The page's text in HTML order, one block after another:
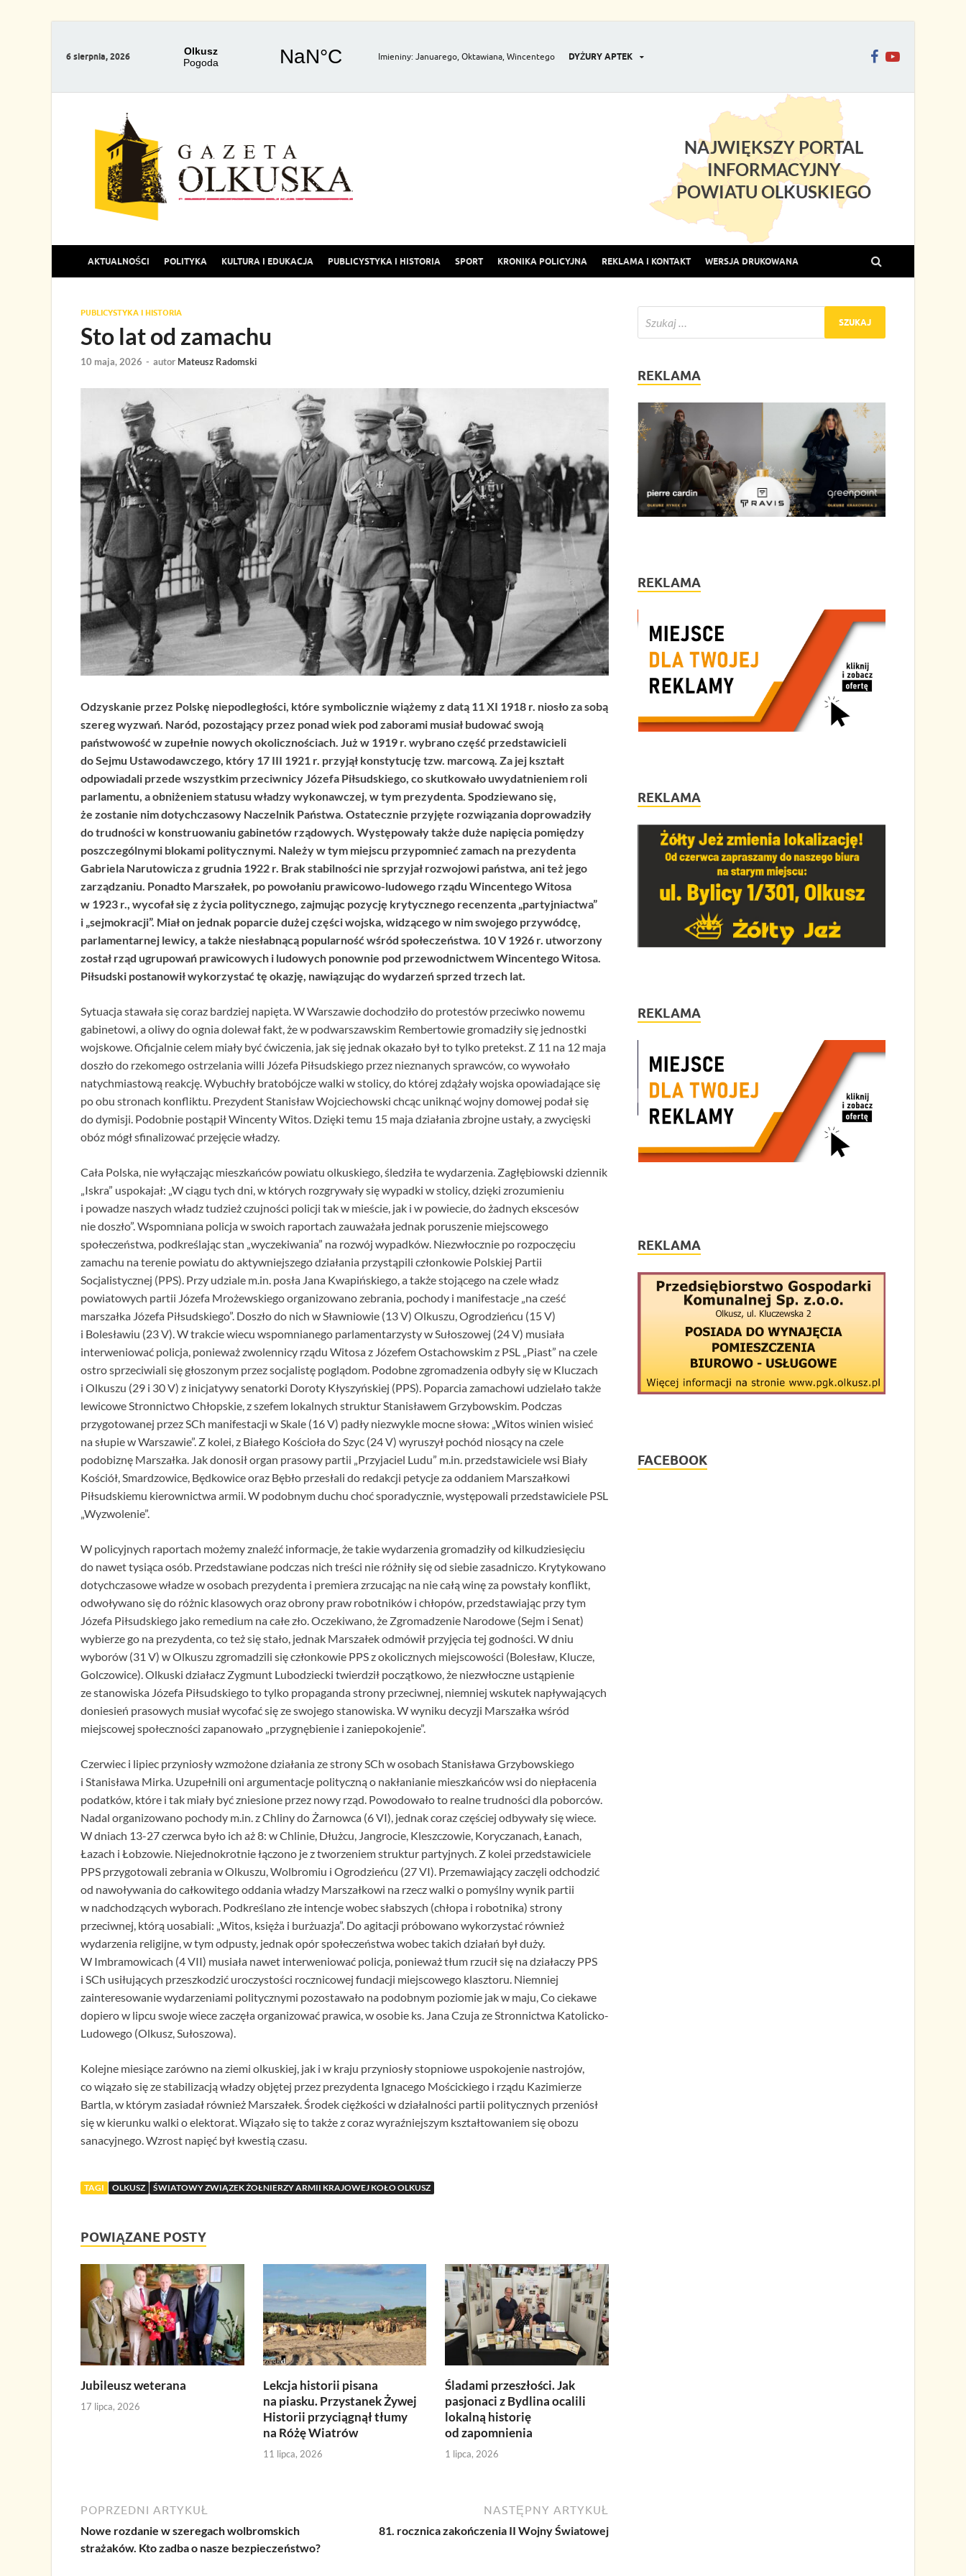
6 sierpnia, 2026 Imieniny: Januarego, Oktawiana, Wincentego DYŻURY APTEK
NAJWIĘKSZY PORTAL
INFORMACYJNY
POWIATU OLKUSKIEGO
AKTUALNOŚCI POLITYKA KULTURA I EDUKACJA PUBLICYSTYKA I HISTORIA SPORT KRONIKA POLICYJNA REKLAMA I KONTAKT WERSJA DRUKOWANA
PUBLICYSTYKA I HISTORIA
Sto lat od zamachu
10 maja, 2026 - autor Mateusz Radomski
Odzyskanie przez Polskę niepodległości, które symbolicznie wiążemy z datą 11 XI 1918 r. niosło za sobą
szereg wyzwań. Naród, pozostający przez ponad wiek pod zaborami musiał budować swoją
państwowość w zupełnie nowych okolicznościach. Już w 1919 r. wybrano część przedstawicieli
do Sejmu Ustawodawczego, który 17 III 1921 r. przyjął konstytucję tzw. marcową. Za jej kształt
odpowiadali przede wszystkim przeciwnicy Józefa Piłsudskiego, co skutkowało uwydatnieniem roli
parlamentu, a obniżeniem statusu władzy wykonawczej, w tym prezydenta. Spodziewano się,
że zostanie nim dotychczasowy Naczelnik Państwa. Ostatecznie przyjęte rozwiązania doprowadziły
do trudności w konstruowaniu gabinetów rządowych. Występowały także duże napięcia pomiędzy
poszczególnymi blokami politycznymi. Należy w tym miejscu przypomnieć zamach na prezydenta
Gabriela Narutowicza z grudnia 1922 r. Brak stabilności nie sprzyjał rozwojowi państwa, ani też jego
zarządzaniu. Ponadto Marszałek, po powołaniu prawicowo-ludowego rządu Wincentego Witosa
w 1923 r., wycofał się z życia politycznego, zajmując pozycję krytycznego recenzenta „partyjniactwa”
i „sejmokracji”. Miał on jednak poparcie dużej części wojska, widzącego w nim swojego przywódcę,
parlamentarnej lewicy, a także niesłabnącą popularność wśród społeczeństwa. 10 V 1926 r. utworzony
został rząd ugrupowań prawicowych i ludowych ponownie pod przewodnictwem Wincentego Witosa.
Piłsudski postanowił wykorzystać tę okazję, nawiązując do wydarzeń sprzed trzech lat.
Sytuacja stawała się coraz bardziej napięta. W Warszawie dochodziło do protestów przeciwko nowemu
gabinetowi, a oliwy do ognia dolewał fakt, że w podwarszawskim Rembertowie gromadziły się jednostki
wojskowe. Oficjalnie celem miały być ćwiczenia, jak się jednak okazało był to tylko pretekst. Z 11 na 12 maja
doszło do rzekomego ostrzelania willi Józefa Piłsudskiego przez nieznanych sprawców, co wywołało
natychmiastową reakcję. Wybuchły bratobójcze walki w stolicy, do której zdążały wojska opowiadające się
po obu stronach konfliktu. Prezydent Stanisław Wojciechowski chcąc uniknąć wojny domowej podał się
do dymisji. Podobnie postąpił Wincenty Witos. Dzięki temu 15 maja działania zbrojne ustały, a zwycięski
obóz mógł sfinalizować przejęcie władzy.
Cała Polska, nie wyłączając mieszkańców powiatu olkuskiego, śledziła te wydarzenia. Zagłębiowski dziennik
„Iskra” uspokajał: „W ciągu tych dni, w których rozgrywały się wypadki w stolicy, dzięki zrozumieniu
i powadze naszych władz tudzież czujności policji tak w mieście, jak i w powiecie, do żadnych ekscesów
nie doszło”. Wspomniana policja w swoich raportach zauważała jednak poruszenie miejscowego
społeczeństwa, podkreślając stan „wyczekiwania” na rozwój wypadków. Niezwłocznie po rozpoczęciu
zamachu na terenie powiatu do aktywniejszego działania przystąpili członkowie Polskiej Partii
Socjalistycznej (PPS). Przy udziale m.in. posła Jana Kwapińskiego, a także stojącego na czele władz
powiatowych partii Józefa Mrożewskiego organizowano zebrania, pochody i manifestacje „na cześć
marszałka Józefa Piłsudskiego”. Doszło do nich w Sławniowie (13 V) Olkuszu, Ogrodzieńcu (15 V)
i Bolesławiu (23 V). W trakcie wiecu wspomnianego parlamentarzysty w Sułoszowej (24 V) musiała
interweniować policja, ponieważ zwolennicy rządu Witosa z Józefem Ostachowskim z PSL „Piast” na czele
ostro sprzeciwiali się głoszonym przez socjalistę poglądom. Podobne zgromadzenia odbyły się w Kluczach
i Olkuszu (29 i 30 V) z inicjatywy senatorki Doroty Kłyszyńskiej (PPS). Poparcia zamachowi udzielało także
lewicowe Stronnictwo Chłopskie, z szefem lokalnych struktur Stanisławem Grzybowskim. Podczas
przygotowanej przez SCh manifestacji w Skale (16 V) padły niezwykle mocne słowa: „Witos winien wisieć
na słupie w Warszawie”. Z kolei, z Białego Kościoła do Szyc (24 V) wyruszył pochód niosący na czele
podobiznę Marszałka. Jak donosił organ prasowy partii „Przyjaciel Ludu” m.in. przedstawiciele wsi Biały
Kościół, Smardzowice, Będkowice oraz Bębło przesłali do redakcji petycje za oddaniem Marszałkowi
Piłsudskiemu kierownictwa armii. W podobnym duchu choć sporadycznie, występowali przedstawiciele PSL
„Wyzwolenie”.
W policyjnych raportach możemy znaleźć informacje, że takie wydarzenia gromadziły od kilkudziesięciu
do nawet tysiąca osób. Przedstawiane podczas nich treści nie różniły się od siebie zasadniczo. Krytykowano
dotychczasowe władze w osobach prezydenta i premiera zrzucając na nie całą winę za powstały konflikt,
odwoływano się do różnic klasowych oraz obrony praw robotników i chłopów, przedstawiając przy tym
Józefa Piłsudskiego jako remedium na całe zło. Oczekiwano, że Zgromadzenie Narodowe (Sejm i Senat)
wybierze go na prezydenta, co też się stało, jednak Marszałek odmówił przyjęcia tej godności. W dniu
wyborów (31 V) w Olkuszu zgromadzili się członkowie PPS z okolicznych miejscowości (Bolesław, Klucze,
Golczowice). Olkuski działacz Zygmunt Lubodziecki twierdził początkowo, że niezwłoczne ustąpienie
ze stanowiska Józefa Piłsudskiego to tylko propaganda strony przeciwnej, niemniej wskutek napływających
doniesień prasowych musiał wycofać się ze swojego stanowiska. W wyniku decyzji Marszałka wśród
miejscowej społeczności zapanowało „przygnębienie i zaniepokojenie”.
Czerwiec i lipiec przyniosły wzmożone działania ze strony SCh w osobach Stanisława Grzybowskiego
i Stanisława Mirka. Uzupełnili oni argumentacje polityczną o nakłanianie mieszkańców wsi do niepłacenia
podatków, które i tak miały być zniesione przez nowy rząd. Powodowało to realne trudności dla poborców.
Nadal organizowano pochody m.in. z Chliny do Żarnowca (6 VI), jednak coraz częściej odbywały się wiece.
W dniach 13-27 czerwca było ich aż 8: w Chlinie, Dłużcu, Jangrocie, Kleszczowie, Koryczanach, Łanach,
Łazach i Łobzowie. Niejednokrotnie łączono je z tworzeniem struktur partyjnych. Z kolei przedstawiciele
PPS przygotowali zebrania w Olkuszu, Wolbromiu i Ogrodzieńcu (27 VI). Przemawiający zaczęli odchodzić
od nawoływania do całkowitego oddania władzy Marszałkowi na rzecz walki o pomyślny wynik partii
w nadchodzących wyborach. Podkreślano złe intencje wobec słabszych (chłopa i robotnika) strony
przeciwnej, którą uosabiali: „Witos, księża i burżuazja”. Do agitacji próbowano wykorzystać również
wydarzenia religijne, w tym odpusty, jednak opór społeczeństwa wobec takich działań był duży.
W Imbramowicach (4 VII) musiała nawet interweniować policja, ponieważ tłum rzucił się na działaczy PPS
i SCh usiłujących przeszkodzić uroczystości rocznicowej fundacji miejscowego klasztoru. Niemniej
zainteresowanie wydarzeniami politycznymi pozostawało na podobnym poziomie jak w maju, Co ciekawe
dopiero w lipcu swoje wiece zaczęła organizować prawica, w osobie ks. Jana Czuja ze Stronnictwa Katolicko-
Ludowego (Olkusz, Sułoszowa).
Kolejne miesiące zarówno na ziemi olkuskiej, jak i w kraju przyniosły stopniowe uspokojenie nastrojów,
co wiązało się ze stabilizacją władzy objętej przez prezydenta Ignacego Mościckiego i rządu Kazimierze
Bartla, w którym zasiadał również Marszałek. Środek ciężkości w działalności partii politycznych przeniósł
się w kierunku walki o elektorat. Wiązało się to także z coraz wyraźniejszym kształtowaniem się obozu
sanacyjnego. Wzrost napięć był kwestią czasu.
TAGI OLKUSZ ŚWIATOWY ZWIĄZEK ŻOŁNIERZY ARMII KRAJOWEJ KOŁO OLKUSZ
POWIĄZANE POSTY
Jubileusz weterana
17 lipca, 2026
Lekcja historii pisana
na piasku. Przystanek Żywej
Historii przyciągnął tłumy
na Różę Wiatrów
11 lipca, 2026
Śladami przeszłości. Jak
pasjonaci z Bydlina ocalili
lokalną historię
od zapomnienia
1 lipca, 2026
POPRZEDNI ARTYKUŁ
Nowe rozdanie w szeregach wolbromskich
strażaków. Kto zadba o nasze bezpieczeństwo?
NASTĘPNY ARTYKUŁ
81. rocznica zakończenia II Wojny Światowej
REKLAMA
REKLAMA
REKLAMA
REKLAMA
REKLAMA
FACEBOOK